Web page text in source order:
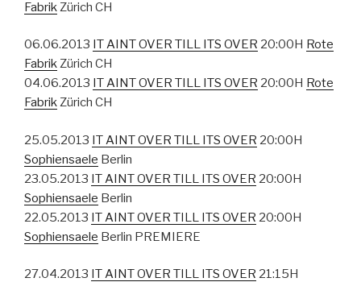
Fabrik Zürich CH
06.06.2013 IT AINT OVER TILL ITS OVER 20:00H Rote
FabrikZürich CH
04.06.2013 IT AINT OVER TILL ITS OVER 20:00H Rote
FabrikZürich CH
25.05.2013 IT AINT OVER TILL ITS OVER 20:00H
Sophiensaele Berlin
23.05.2013 IT AINT OVER TILL ITS OVER 20:00H
Sophiensaele Berlin
22.05.2013 IT AINT OVER TILL ITS OVER 20:00H
Sophiensaele Berlin PREMIERE
27.04.2013 IT AINT OVER TILL ITS OVER 21:15H